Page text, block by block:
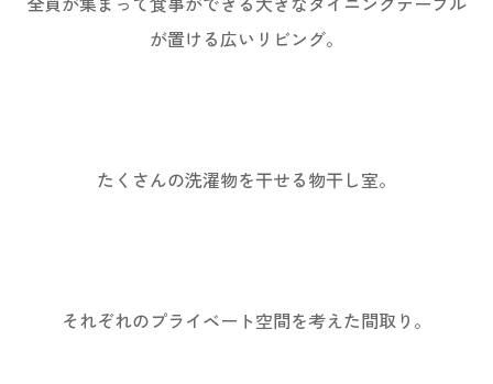
が置ける広いリビング。
たくさんの洗濯物を干せる物干し室。
それぞれのプライベート空間を考えた間取り。